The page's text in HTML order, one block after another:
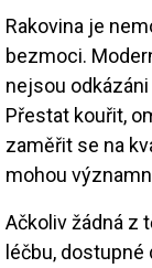
Rakovina je
bezmoci.
nejsou
Přestat kouřit,
zaměřit se na
mohou
Ačkoliv žádná z
léčbu, dostupné